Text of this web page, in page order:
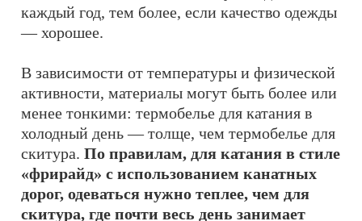
каждый год, тем более, если качество одежды
— хорошее.
В зависимости от температуры и физической
активности, материалы могут быть более или
менее тонкими: термобелье для катания в
холодный день — толще, чем термобелье для
скитура. По правилам, для катания в стиле
«фрирайд» с использованием канатных
дорог, одеваться нужно теплее, чем для
скитура, где почти весь день занимает